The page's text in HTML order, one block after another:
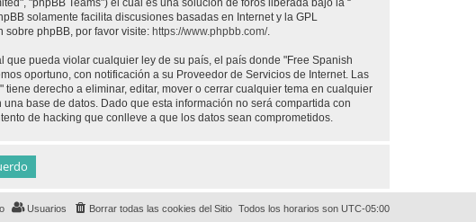
solamente facilita discusiones basadas en Internet y la GPL
sobre phpBB, por favor visite: https://www.phpbb.com/.
pueda violar cualquier ley de su país, el país donde "Free Spanish
oportuno, con notificación a su Proveedor de Servicios de Internet. Las
derecho a eliminar, editar, mover o cerrar cualquier tema en cualquier
base de datos. Dado que esta información no será compartida con
de hacking que conlleve a que los datos sean comprometidos.
Todos los horarios son UTC-05:00
Borrar todas las cookies del Sitio
Usuarios